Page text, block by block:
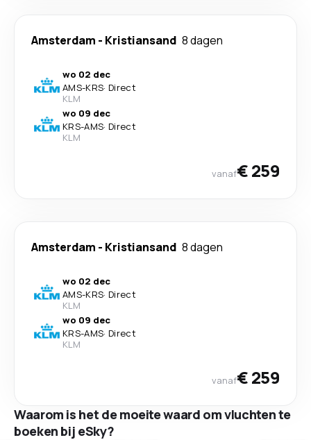
Amsterdam - Kristiansand 8 dagen
wo 02 dec
AMS-KRS· Direct
KLM
wo 09 dec
KRS-AMS· Direct
KLM
vanaf€ 259
Amsterdam - Kristiansand 8 dagen
wo 02 dec
AMS-KRS· Direct
KLM
wo 09 dec
KRS-AMS· Direct
KLM
vanaf€ 259
Waarom is het de moeite waard om vluchten te
boeken bij eSky?